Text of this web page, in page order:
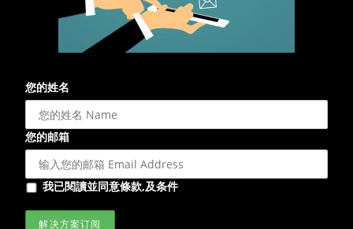
您的姓名
您的邮箱
我已閱讀並同意條款,及条件